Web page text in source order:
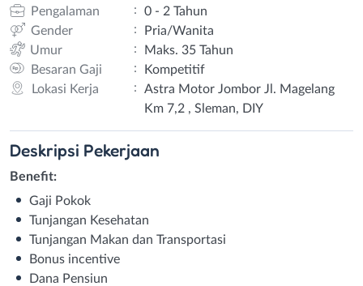
Pengalaman
:
0 - 2 Tahun
Gender
:
Pria/Wanita
Umur
:
Maks. 35 Tahun
Besaran Gaji
:
Kompetitif
Lokasi Kerja
:
Astra Motor Jombor Jl. Magelang
Km 7,2 , Sleman, DIY
Deskripsi Pekerjaan
Benefit:
Gaji Pokok
Tunjangan Kesehatan
Tunjangan Makan dan Transportasi
Bonus incentive
Dana Pensiun